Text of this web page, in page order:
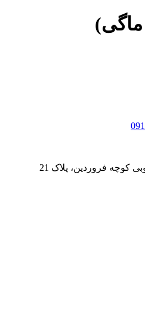
ماگی)
کوچه فروردین، پلاک 21